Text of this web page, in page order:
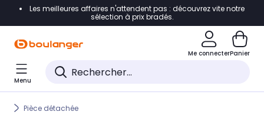
Accéder directement à la navigation
Accéder directement au pied de page
Accéder directement au chatbot
Les meilleures affaires n'attendent pas : découvrez vite notre
sélection à prix bradés.
Me connecterPanier
Menu
Pièce détachée